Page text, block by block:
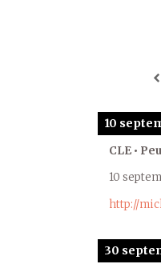
10
CLE •
10
http://
30